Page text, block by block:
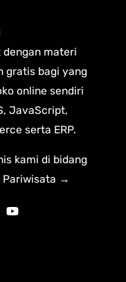
dengan materi
gratis bagi yang
online sendiri
JavaScript,
serta ERP.
kami di bidang
Pariwisata →